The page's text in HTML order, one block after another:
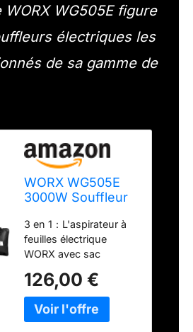
WG505E figure
électriques les
de sa gamme de
WORX WG505E
3000W Souffleur
Aspirateur à
Feuilles 3 en 1
avec Sac
Collecteur de 45L,
335 km/h, 600
m³/h
3 en 1：L'aspirateur à
feuilles électrique
WORX avec sac
sa fonction pratique 3
en 1 : souffleur à
feuilles, aspirateur à
126,00 €